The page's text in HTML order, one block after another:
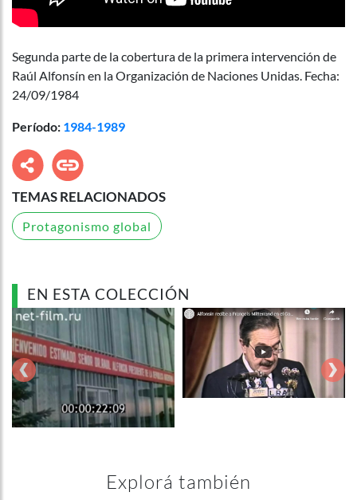
Segunda parte de la cobertura de la primera intervención de
Raúl Alfonsín en la Organización de Naciones Unidas. Fecha:
24/09/1984
Período: 1984-1989
TEMAS RELACIONADOS
Protagonismo global
EN ESTA COLECCIÓN
‹ ›
Explorá también